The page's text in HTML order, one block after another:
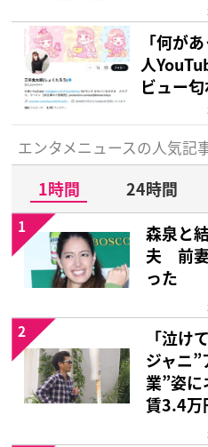
「何が
人
ビュー
エンタメニュースの人気記
1時間 24時間
森泉と
夫 前妻
った
1
「泣け
ジャニ
業”姿
賃3.4万
2